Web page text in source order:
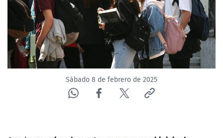
TELESERIES
NTV
ACTUALIDAD Y TENDENCIAS
CORPORATIVO Y TRANSPARENCIA
ÁREA DE PROYECTOS
Sábado 8 de febrero de 2025